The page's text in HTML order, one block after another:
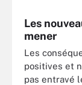
Les
mener
Les
positives et
pas entravé